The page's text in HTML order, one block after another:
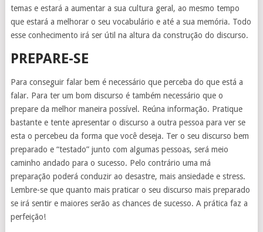
temas e estará a aumentar a sua cultura geral, ao mesmo tempo
que estará a melhorar o seu vocabulário e até a sua memória. Todo
esse conhecimento irá ser útil na altura da construção do discurso.
PREPARE-SE
Para conseguir falar bem é necessário que perceba do que está a
falar. Para ter um bom discurso é também necessário que o
prepare da melhor maneira possível. Reúna informação. Pratique
bastante e tente apresentar o discurso a outra pessoa para ver se
esta o percebeu da forma que você deseja. Ter o seu discurso bem
preparado e “testado” junto com algumas pessoas, será meio
caminho andado para o sucesso. Pelo contrário uma má
preparação poderá conduzir ao desastre, mais ansiedade e stress.
Lembre-se que quanto mais praticar o seu discurso mais preparado
se irá sentir e maiores serão as chances de sucesso. A prática faz a
perfeição!